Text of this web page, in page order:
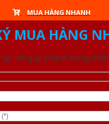
MUA HÀNG NHANH
MUA HÀNG
lại với quý khách trong